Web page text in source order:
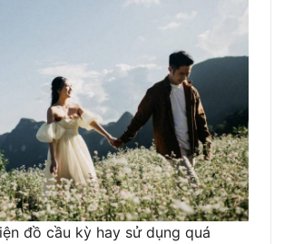
đồ cầu kỳ hay sử dụng quá